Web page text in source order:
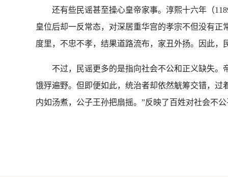
还有些民谣甚至操心皇帝家事。淳熙十六年（
皇位后却一反常态，对深居重华宫的孝宗不但没有
度里，不忠不孝，结果道路流布，家丑外扬。因此，
不过，民谣更多的是指向社会不公和正义缺失。
饿殍遍野。但即便如此，统治者却依然觥筹交错，
内如汤煮，公子王孙把扇摇。”反映了百姓对社会不